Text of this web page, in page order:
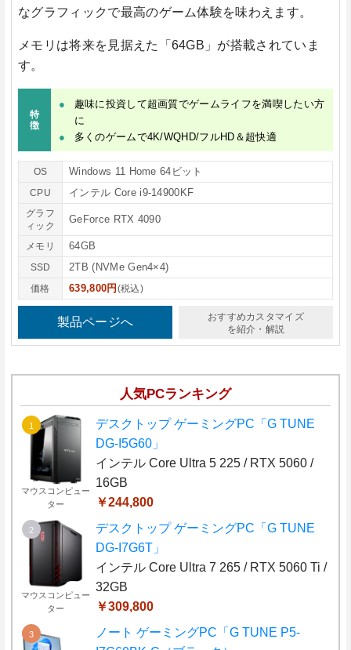
なグラフィックで最高のゲーム体験を味わえます。
メモリは将来を見据えた 「64GB」 が搭載されていま
す。
特
徴
趣味に投資して超画質でゲームライフを満喫したい方
に
多くのゲームで4K/WQHD/フルHD＆超快適
OS Windows 11 Home 64ビット
CPU インテル Core i9-14900KF
グラフ
ィック
GeForce RTX 4090
メモリ 64GB
SSD 2TB (NVMe Gen4×4)
価格 639,800円 (税込)
製品ページへ
おすすめカスタマイズ
を紹介・解説
人気PCランキング
マウスコンピュー
ター
デスクトップ ゲーミングPC「G TUNE
DG-I5G60」
インテル Core Ultra 5 225 / RTX 5060 /
16GB
￥244,800
マウスコンピュー
ター
デスクトップ ゲーミングPC「G TUNE
DG-I7G6T」
インテル Core Ultra 7 265 / RTX 5060 Ti /
32GB
￥309,800
ノート ゲーミングPC「G TUNE P5-